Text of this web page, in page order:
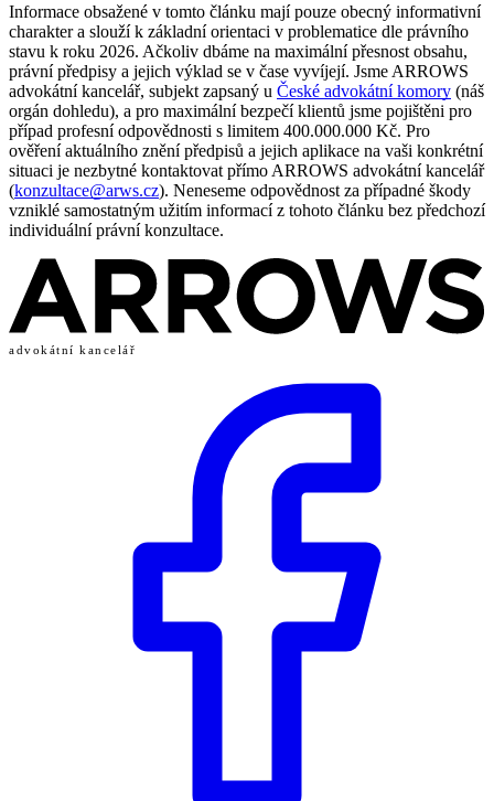
Informace obsažené v tomto článku mají pouze obecný informativní
charakter a slouží k základní orientaci v problematice dle právního
stavu k roku 2026. Ačkoliv dbáme na maximální přesnost obsahu,
právní předpisy a jejich výklad se v čase vyvíjejí. Jsme ARROWS
advokátní kancelář, subjekt zapsaný u České advokátní komory (náš
orgán dohledu), a pro maximální bezpečí klientů jsme pojištěni pro
případ profesní odpovědnosti s limitem 400.000.000 Kč. Pro
ověření aktuálního znění předpisů a jejich aplikace na vaši konkrétní
situaci je nezbytné kontaktovat přímo ARROWS advokátní kancelář
(konzultace@arws.cz). Neneseme odpovědnost za případné škody
vzniklé samostatným užitím informací z tohoto článku bez předchozí
individuální právní konzultace.
advokátní kancelář